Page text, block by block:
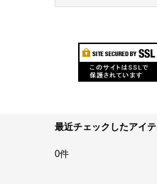
最近チェックしたアイ
0件